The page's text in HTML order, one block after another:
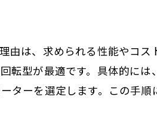
由は、求められる性能やコ
転型が最適です。具体的に
ーを選定します。この手